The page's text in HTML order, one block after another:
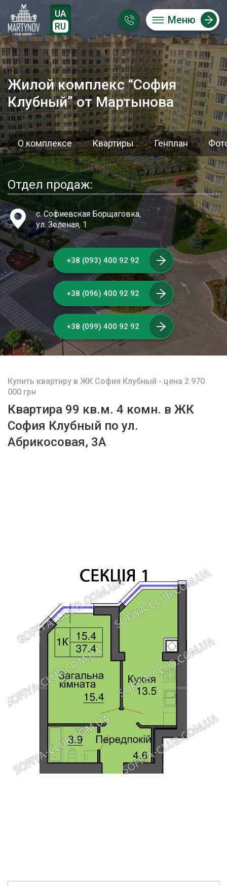
UA
RU
Меню
Жилой комплекс “София
Клубный” от Мартынова
О комплексе Квартиры Генплан
Отдел продаж:
с. Софиевская Борщаговка,
ул. Зеленая, 1
+38 (093) 400 92 92
+38 (096) 400 92 92
+38 (099) 400 92 92
Купить квартиру в ЖК София Клубный - цена 2 970
000 грн
Квартира 99 кв.м. 4 комн. в ЖК
София Клубный по ул.
Абрикосовая, 3А